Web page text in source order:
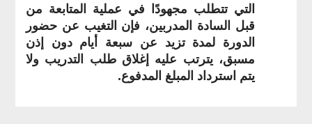
التي تتطلب مجهودًا في عملية المتابعة من
قبل السادة المدربين، فإن التغيب عن حضور
الدورة لمدة تزيد عن سبعة أيام دون إذن
مسبق، يترتب عليه إغلاق طلب التدريب ولا
يتم استرداد المبلغ المدفوع.